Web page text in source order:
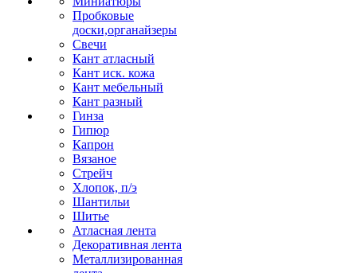
Пробковые
доски,органайзеры
Свечи
Кант атласный
Кант иск. кожа
Кант мебельный
Кант разный
Гинза
Гипюр
Капрон
Вязаное
Стрейч
Хлопок, п/э
Шантильи
Шитье
Атласная лента
Декоративная лента
Металлизированная